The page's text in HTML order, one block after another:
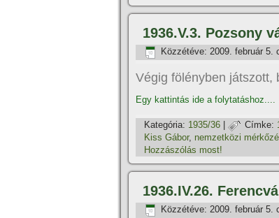
1936.V.3. Pozsony
Közzétéve: 2009. február 5.
Végig fölényben játszott,
Egy kattintás ide a folytatáshoz....
Kategória: 1935/36 Címke:
Kiss Gábor, nemzetközi
Hozzászólás most!
1936.IV.26.
Közzétéve: 2009. február 5.